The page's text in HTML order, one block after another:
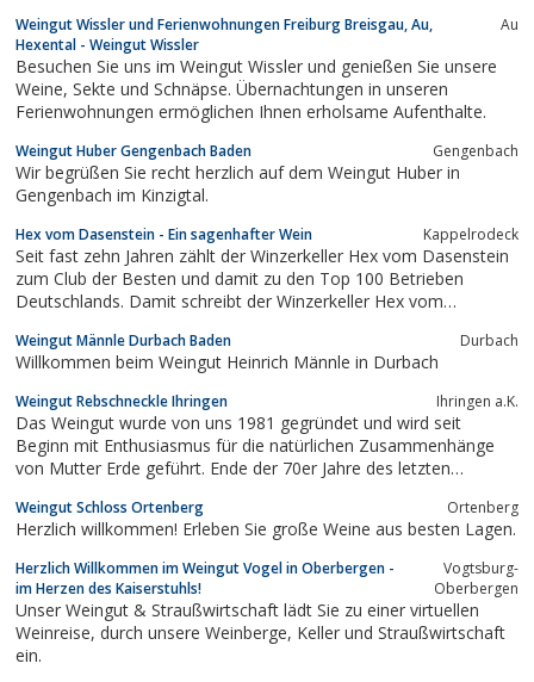
Pflanzenschutzeinsätze durch Peronospora-Warngeräte*
Verzicht auf...
Weingut Wissler und Ferienwohnungen Freiburg Breisgau, Au,
Hexental - Weingut Wissler
Au
Besuchen Sie uns im Weingut Wissler und genießen Sie unsere
Weine, Sekte und Schnäpse. Übernachtungen in unseren
Ferienwohnungen ermöglichen Ihnen erholsame Aufenthalte.
Weingut Huber Gengenbach Baden Gengenbach
Wir begrüßen Sie recht herzlich auf dem Weingut Huber in
Gengenbach im Kinzigtal.
Hex vom Dasenstein - Ein sagenhafter Wein Kappelrodeck
Seit fast zehn Jahren zählt der Winzerkeller Hex vom Dasenstein
zum Club der Besten und damit zu den Top 100 Betrieben
Deutschlands. Damit schreibt der Winzerkeller Hex vom
Weingut Männle Durbach Baden Durbach
Willkommen beim Weingut Heinrich Männle in Durbach
Weingut Rebschneckle Ihringen Ihringen a.K.
Das Weingut wurde von uns 1981 gegründet und wird seit
Beginn mit Enthusiasmus für die natürlichen Zusammenhänge
von Mutter Erde geführt. Ende der 70er Jahre des letzten
damals verhinderte Kernkraftwerk Wyhl magisch an. Die
Begeisterung für Land und Leute sowie für Reben und...
Weingut Schloss Ortenberg Ortenberg
Herzlich willkommen! Erleben Sie große Weine aus besten Lagen.
Herzlich Willkommen im Weingut Vogel in Oberbergen -
im Herzen des Kaiserstuhls!
Vogtsburg-
Oberbergen
Unser Weingut & Straußwirtschaft lädt Sie zu einer virtuellen
Weinreise, durch unsere Weinberge, Keller und Straußwirtschaft
ein.